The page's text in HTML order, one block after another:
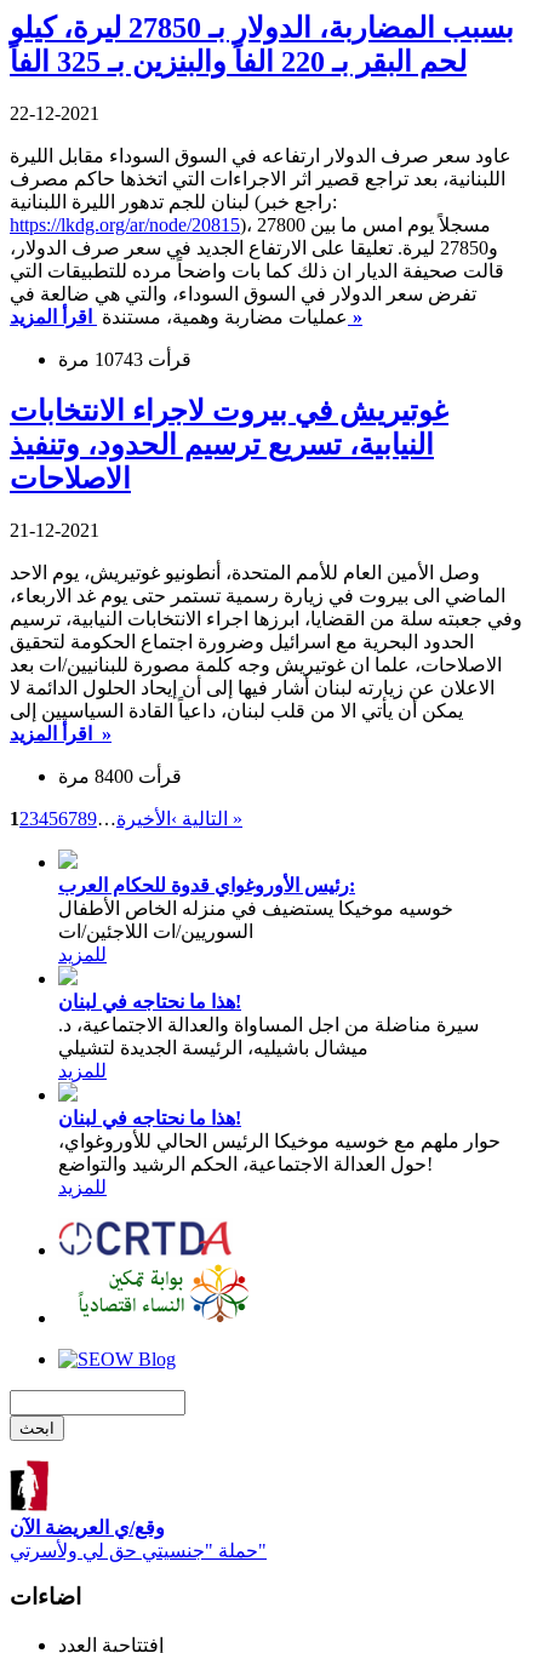
بسبب المضاربة، الدولار بـ 27850 ليرة، كيلو
لحم البقر بـ 220 الفاً والبنزين بـ 325 الفاً
22-12-2021
عاود سعر صرف الدولار ارتفاعه في السوق السوداء مقابل الليرة
اللبنانية، بعد تراجع قصير اثر الاجراءات التي اتخذها حاكم مصرف
لبنان للجم تدهور الليرة اللبنانية (راجع خبر:
https://lkdg.org/ar/node/20815)، مسجلاً يوم امس ما بين 27800
و27850 ليرة. تعليقا على الارتفاع الجديد في سعر صرف الدولار،
قالت صحيفة الديار ان ذلك كما بات واضحاً مرده للتطبيقات التي
تفرض سعر الدولار في السوق السوداء، والتي هي ضالعة في
عمليات مضاربة وهمية، مستندة اقرأ المزيد »
قرأت 10743 مرة
غوتيريش في بيروت لاجراء الانتخابات
النيابية، تسريع ترسيم الحدود، وتنفيذ
الاصلاحات
21-12-2021
وصل الأمين العام للأمم المتحدة، أنطونيو غوتيريش، يوم الاحد
الماضي الى بيروت في زيارة رسمية تستمر حتى يوم غد الاربعاء،
وفي جعبته سلة من القضايا، ابرزها اجراء الانتخابات النيابية، ترسيم
الحدود البحرية مع اسرائيل وضرورة اجتماع الحكومة لتحقيق
الاصلاحات، علما ان غوتيريش وجه كلمة مصورة للبنانيين/ات بعد
الاعلان عن زيارته لبنان أشار فيها إلى أن إيحاد الحلول الدائمة لا
يمكن أن يأتي الا من قلب لبنان، داعياً القادة السياسيين إلى
اقرأ المزيد »
قرأت 8400 مرة
123456789… التالية › الأخيرة »
رئيس الأوروغواي قدوة للحكام العرب:
خوسيه موخيكا يستضيف في منزله الخاص الأطفال
السوريين/ات اللاجئين/ات
للمزيد
هذا ما نحتاجه في لبنان!
سيرة مناضلة من اجل المساواة والعدالة الاجتماعية، د.
ميشال باشيليه، الرئيسة الجديدة لتشيلي
للمزيد
هذا ما نحتاجه في لبنان!
حوار ملهم مع خوسيه موخيكا الرئيس الحالي للأوروغواي،
حول العدالة الاجتماعية، الحكم الرشيد والتواضع!
للمزيد
وقع/ي العريضة الآن
حملة "جنسيتي حق لي ولأسرتي"
اضاءات
إفتتاحية العدد